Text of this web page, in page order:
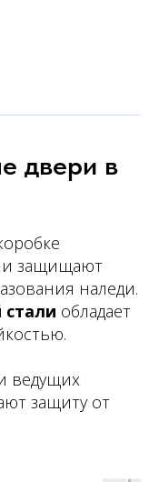
двери в
и защищают
наледи.
обладает
ведущих
защиту от